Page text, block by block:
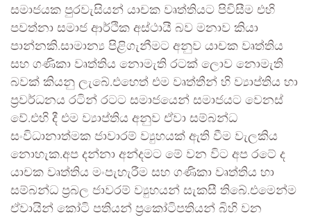
සමාජයක පුරවැසියන් යාචක වෘත්තියට පිවිසීම එහි
පවත්නා සමාජ ආර්ථික අස්ථායී බව මනාව කියා
පාන්නකි.සාමාන්‍ය පිළිගැනීමට අනුව යාචක වෘත්තිය
සහ ගණිකා වෘත්තිය නොමැති රටක් ලොව නොමැති
බවක් කියනු ලැබේ.එහෙත් එම වෘත්තීන් හි ව්‍යාප්තිය හා
ප්‍රවර්ධනය රටින් රටට සමාජයෙන් සමාජයට වෙනස්
වේ.එහි දී එම ව්‍යාප්තිය අනුව ඒවා සම්බන්ධ
සංවිධානාත්මක ජාවාරම් ව්‍යුහයක් ඇති වීම වැලකිය
නොහැක.අප දන්නා අන්දමට මේ වන විට අප රටේ ද
යාචක වෘත්තිය මංපැහැරීම සහ ගණිකා වෘත්තිය හා
සම්බන්ධ ප්‍රබල ජාවරම් ව්‍යුහයන් සැකසී තිබේ.එමෙන්ම
ඒවායින් කෝටි පතියන් ප්‍රකෝටිපතියන් බිහි වන